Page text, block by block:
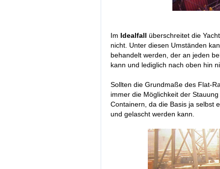
Im Idealfall überschreitet die
nicht. Unter diesen Umständen
behandelt werden, der an jeden
kann und lediglich nach oben hin
Sollten die Grundmaße des Flat-
immer die Möglichkeit der
Containern, da die Basis ja selbst
und gelascht werden kann.